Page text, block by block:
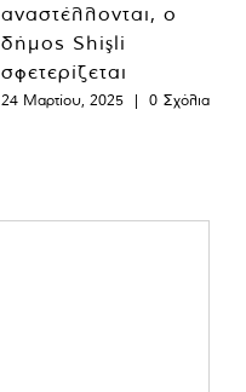
αναστέλλονται, ο
δήμος Shişli
σφετερίζεται
24 Μαρτίου, 2025 | 0 Σχόλια